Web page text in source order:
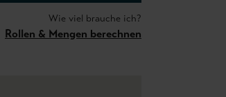
Wie viel brauche ich?
Rollen & Mengen berechnen